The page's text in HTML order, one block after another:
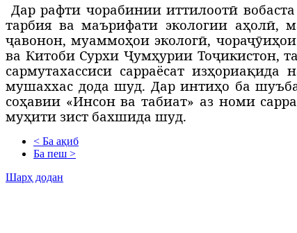
Дар рафти чорабинии иттилоотӣ
тарбия ва маърифати экологии аҳолӣ,
ҷавонон, муаммоҳои экологӣ, чораҷӯиҳ
ва Китоби Сурхи Ҷумҳурии Тоҷикистон,
сармутахассиси сарраёсат изҳориақида
мушаххас дода шуд. Дар интиҳо ба
соҳавии «Инсон ва табиат» аз номи
муҳити зист бахшида шуд.
< Ба ақиб
Ба пеш >
Шарҳ додан